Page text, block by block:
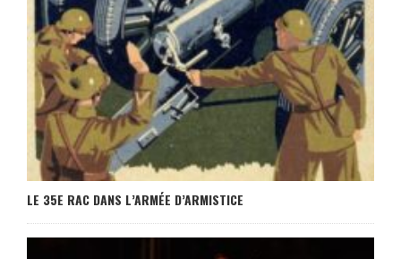
LE 35E RAC DANS L’ARMÉE D’ARMISTICE